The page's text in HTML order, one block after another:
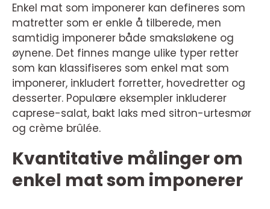
Enkel mat som imponerer kan defineres som
matretter som er enkle å tilberede, men
samtidig imponerer både smaksløkene og
øynene. Det finnes mange ulike typer retter
som kan klassifiseres som enkel mat som
imponerer, inkludert forretter, hovedretter og
desserter. Populære eksempler inkluderer
caprese-salat, bakt laks med sitron-urtesmør
og crème brûlée.
Kvantitative målinger om
enkel mat som imponerer